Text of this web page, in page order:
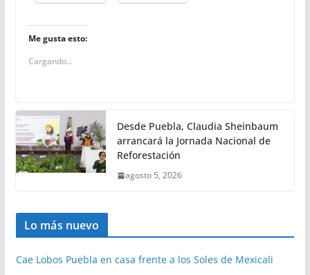
Me gusta esto:
Cargando...
Desde Puebla, Claudia Sheinbaum
arrancará la Jornada Nacional de
Reforestación
agosto 5, 2026
Lo más nuevo
Cae Lobos Puebla en casa frente a los Soles de Mexicali